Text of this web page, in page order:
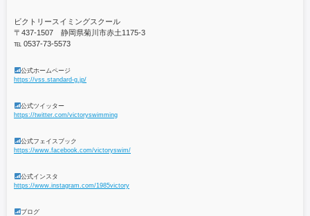
ビクトリースイミングスクール
〒437-1507 静岡県菊川市赤土1175-3
℡ 0537-73-5573
公式ホームページ
https://vss.standard-g.jp/
公式ツイッター
https://twitter.com/victoryswimming
公式フェイスブック
https://www.facebook.com/victoryswim/
公式インスタ
https://www.instagram.com/1985victory
ブログ